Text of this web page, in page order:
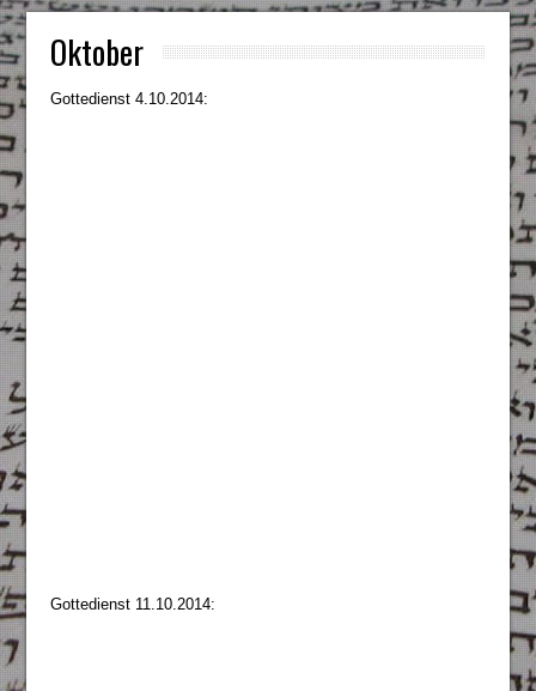
Oktober
Gottedienst 4.10.2014:
Gottedienst 11.10.2014: